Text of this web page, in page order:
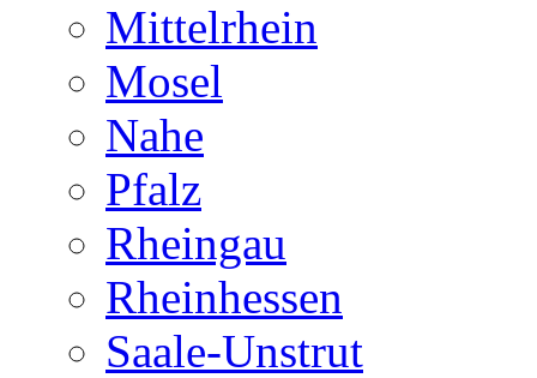
Mittelrhein
Mosel
Nahe
Pfalz
Rheingau
Rheinhessen
Saale-Unstrut